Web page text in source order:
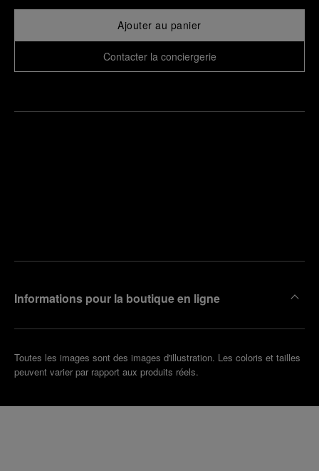
Ajouter au panier
Contacter la conciergerie
Informations pour la boutique en ligne
Toutes les images sont des images d'illustration. Les coloris et tailles
peuvent varier par rapport aux produits réels.